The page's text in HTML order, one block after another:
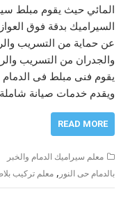
المائي حيث يقوم مبلط
السيراميك بدقة فوق
عن حماية من التسريب
والجدران من التسريب
يقوم فنى مبلط فى الدمام
ويقدم خدمات صيانة
READ MORE
معلم سيراميك الدمام والخبر
بالدمام حى النور ,معلم تركيب